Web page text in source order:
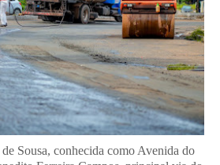
Sousa, conhecida como Avenida do